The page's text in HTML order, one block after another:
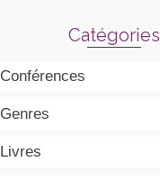
Catégories
Conférences
Genres
Livres